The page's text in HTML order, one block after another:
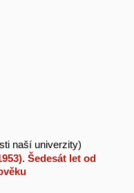
naší univerzity)
Šedesát let od